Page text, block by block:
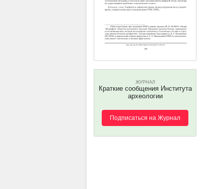
ЖУРНАЛ
Краткие сообщения Института
археологии
Подписаться на Журнал